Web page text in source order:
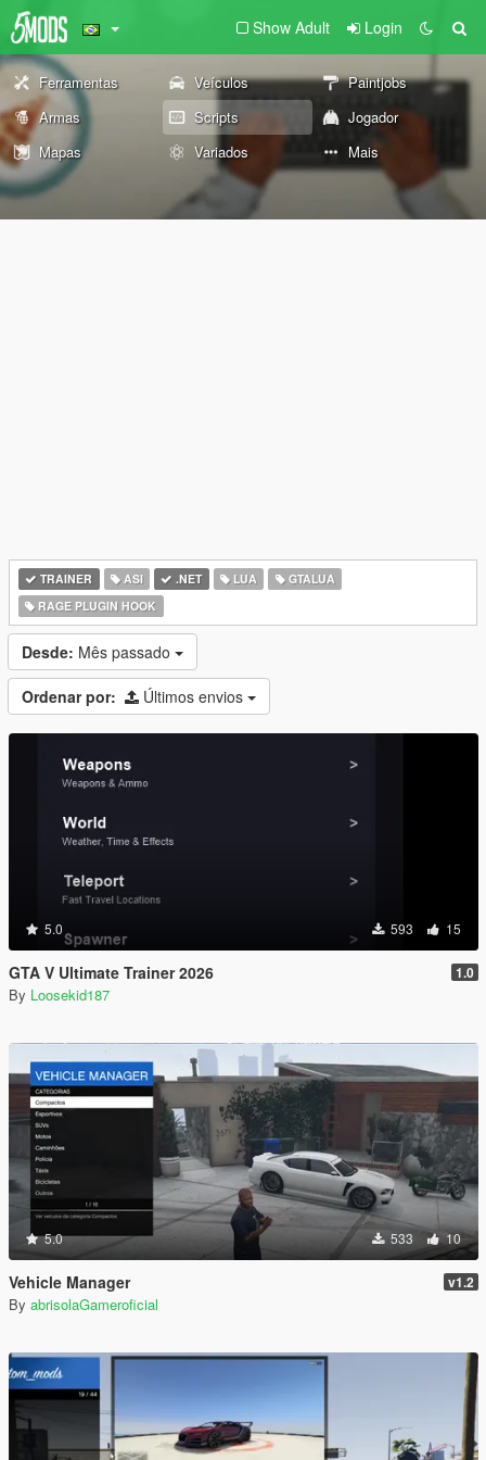
Show Adult Login
Ferramentas Veículos
Paintjobs
Armas
Scripts
Jogador
Mapas
Variados Mais
TRAINER ASI .NET LUA
GTALUA
RAGE PLUGIN HOOK
Desde: Mês passado
Ordenar por: Últimos envios
5.0 593 15
GTA V Ultimate Trainer 2026 1.0
By Loosekid187
5.0 533 10
Vehicle Manager v1.2
By abrisolaGameroficial